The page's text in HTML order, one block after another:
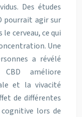
Des études
pourrait agir sur
cerveau, ce qui
Une
a révélé
améliore
et la vivacité
de différentes
lors de